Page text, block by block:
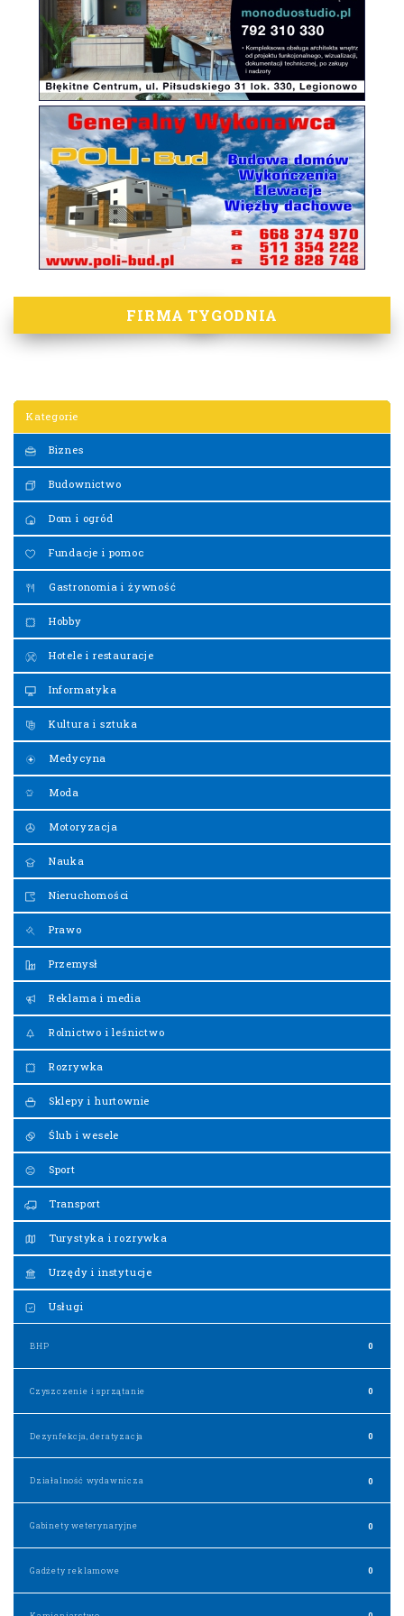
FIRMA TYGODNIA
Kategorie
Biznes
Budownictwo
Dom i ogród
Fundacje i pomoc
Gastronomia i żywność
Hobby
Hotele i restauracje
Informatyka
Kultura i sztuka
Medycyna
Moda
Motoryzacja
Nauka
Nieruchomości
Prawo
Przemysł
Reklama i media
Rolnictwo i leśnictwo
Rozrywka
Sklepy i hurtownie
Ślub i wesele
Sport
Transport
Turystyka i rozrywka
Urzędy i instytucje
Usługi
BHP 0
Czyszczenie i sprzątanie 0
Dezynfekcja, deratyzacja 0
Działalność wydawnicza 0
Gabinety weterynaryjne 0
Gadżety reklamowe 0